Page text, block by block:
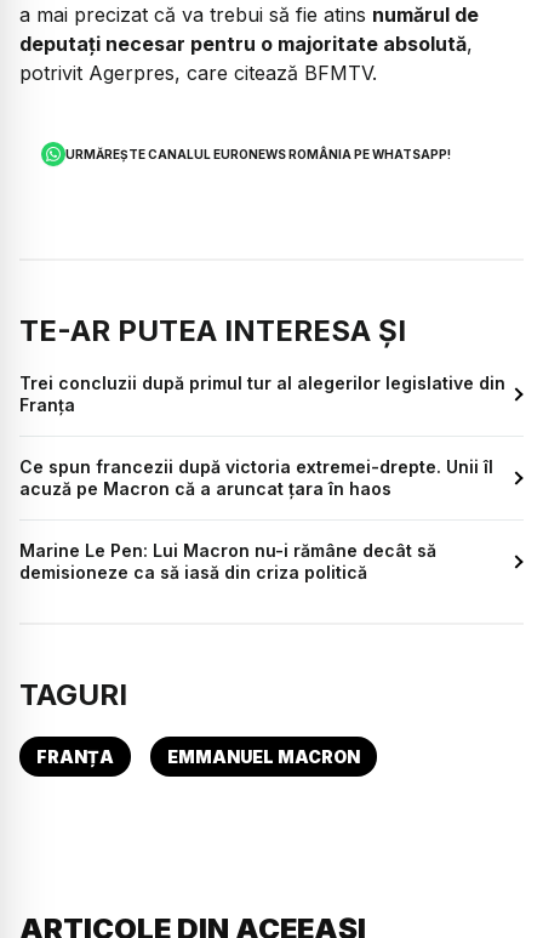
a mai precizat că va trebui să fie atins numărul de
deputaţi necesar pentru o majoritate absolută,
potrivit Agerpres, care citează BFMTV.
URMĂREȘTE CANALUL EURONEWS ROMÂNIA PE WHATSAPP!
TE-AR PUTEA INTERESA ȘI
Trei concluzii după primul tur al alegerilor legislative din
Franța
Ce spun francezii după victoria extremei-drepte. Unii îl
acuză pe Macron că a aruncat țara în haos
Marine Le Pen: Lui Macron nu-i rămâne decât să
demisioneze ca să iasă din criza politică
TAGURI
FRANȚA EMMANUEL MACRON
ARTICOLE DIN ACEEAȘI